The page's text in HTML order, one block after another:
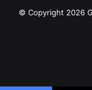
© Copyright 2026